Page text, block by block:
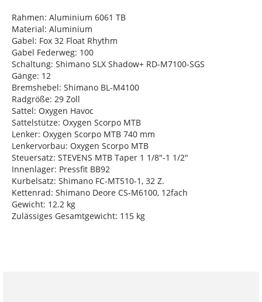
Rahmen: Aluminium 6061 TB
Material: Aluminium
Gabel: Fox 32 Float Rhythm
Gabel Federweg: 100
Schaltung: Shimano SLX Shadow+ RD-M7100-SGS
Gänge: 12
Bremshebel: Shimano BL-M4100
Radgröße: 29 Zoll
Sattel: Oxygen Havoc
Sattelstütze: Oxygen Scorpo MTB
Lenker: Oxygen Scorpo MTB 740 mm
Lenkervorbau: Oxygen Scorpo MTB
Steuersatz: STEVENS MTB Taper 1 1/8"-1 1/2"
Innenlager: Pressfit BB92
Kurbelsatz: Shimano FC-MT510-1, 32 Z.
Kettenrad: Shimano Deore CS-M6100, 12fach
Gewicht: 12.2 kg
Zulässiges Gesamtgewicht: 115 kg